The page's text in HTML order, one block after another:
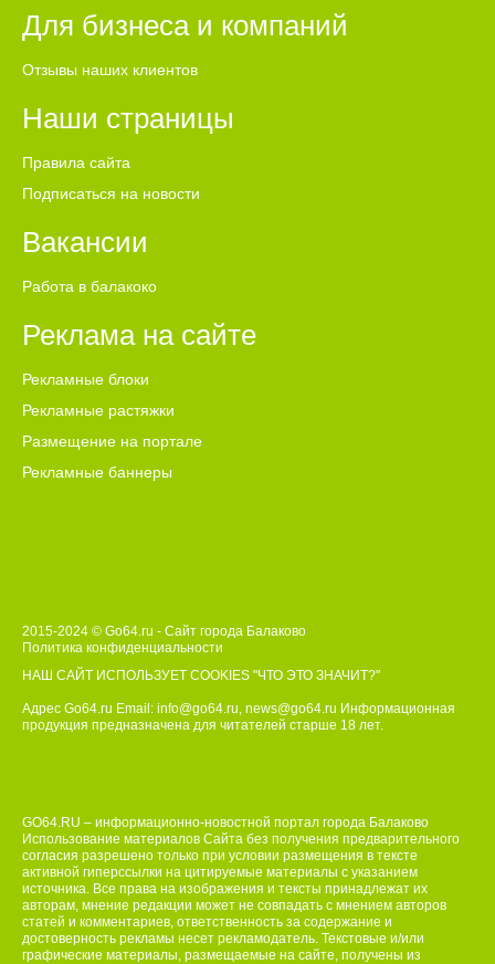
Для бизнеса и компаний
Отзывы наших клиентов
Наши страницы
Правила сайта
Подписаться на новости
Вакансии
Работа в балакоко
Реклама на сайте
Рекламные блоки
Рекламные растяжки
Размещение на портале
Рекламные баннеры
2015-2024 © Go64.ru - Сайт города Балаково
Политика конфиденциальности
НАШ САЙТ ИСПОЛЬЗУЕТ COOKIES "ЧТО ЭТО ЗНАЧИТ?"
Адрес Go64.ru Email: info@go64.ru, news@go64.ru Информационная
продукция предназначена для читателей старше 18 лет.
GO64.RU – информационно-новостной портал города Балаково
Использование материалов Сайта без получения предварительного
согласия разрешено только при условии размещения в тексте
активной гиперссылки на цитируемые материалы с указанием
источника. Все права на изображения и тексты принадлежат их
авторам, мнение редакции может не совпадать с мнением авторов
статей и комментариев, ответственность за содержание и
достоверность рекламы несет рекламодатель. Текстовые и/или
графические материалы, размещаемые на сайте, получены из